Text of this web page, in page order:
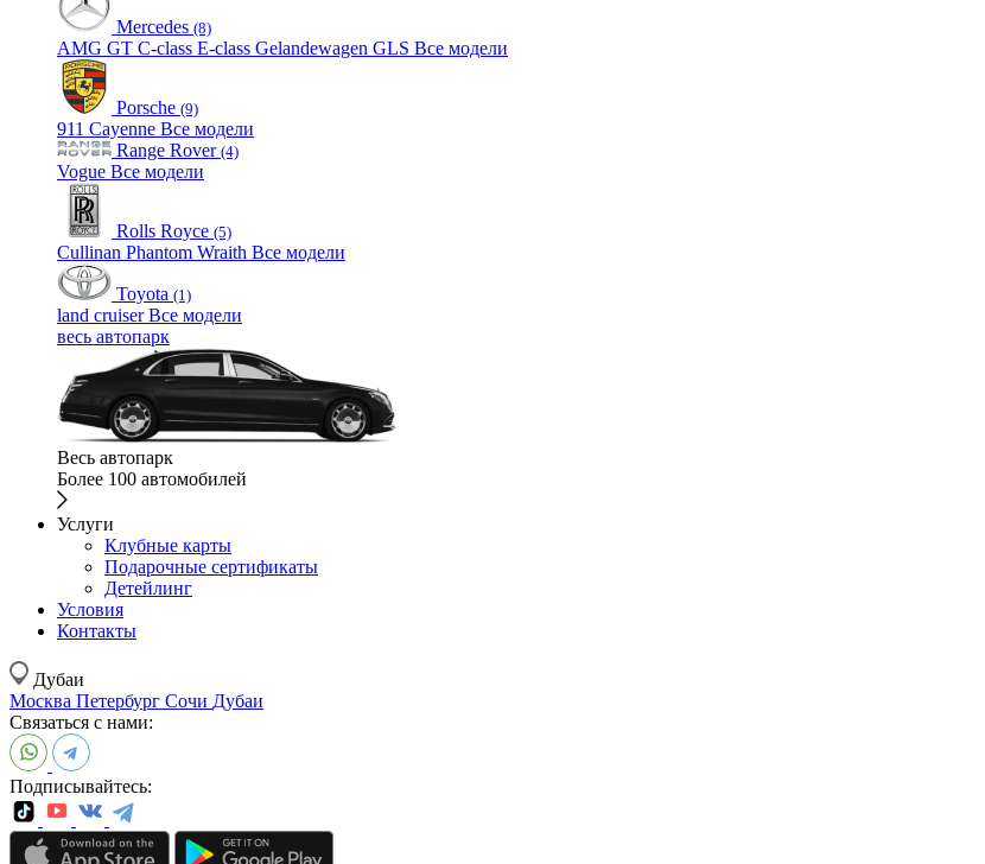
Mercedes (8)
AMG GT C-class E-class Gelandewagen GLS Все модели
Porsche (9)
911 Cayenne Все модели
Range Rover (4)
Vogue Все модели
Rolls Royce (5)
Cullinan Phantom Wraith Все модели
Toyota (1)
land cruiserВсе модели
весь автопарк
Весь автопарк
Более 100 автомобилей
Услуги
Клубные карты
Подарочные сертификаты
Детейлинг
Условия
Контакты
Дубаи
Москва Петербург Сочи Дубаи
Связаться с нами:
Подписывайтесь: